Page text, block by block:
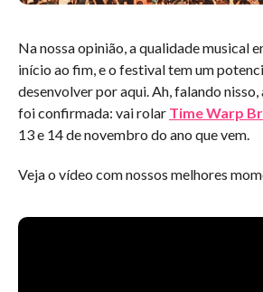
Na nossa opinião, a qualidade musical
início ao fim, e o festival tem um
desenvolver por aqui. Ah, falando
foi confirmada: vai rolar Time Warp
13 e 14 de novembro do ano que vem.
Veja o vídeo com nossos melhores